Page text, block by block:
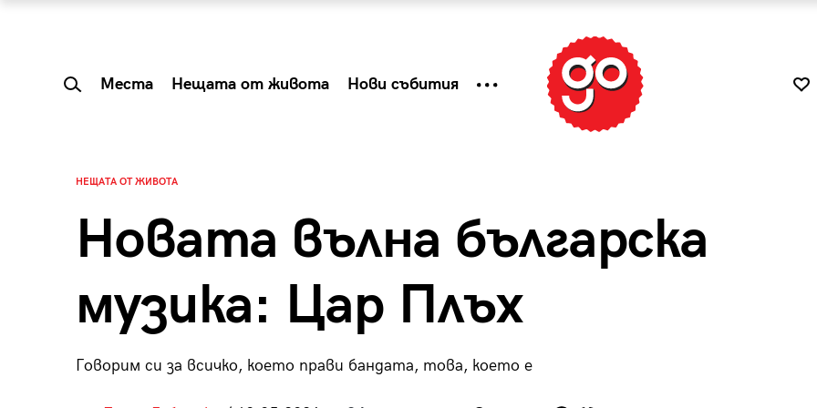
Места Нещата от живота Нови събития
НЕЩАТА ОТ ЖИВОТА
Новата вълна българска
музика: Цар Плъх
Говорим си за всичко, което прави бандата, това, което е
Summer Prelude: как